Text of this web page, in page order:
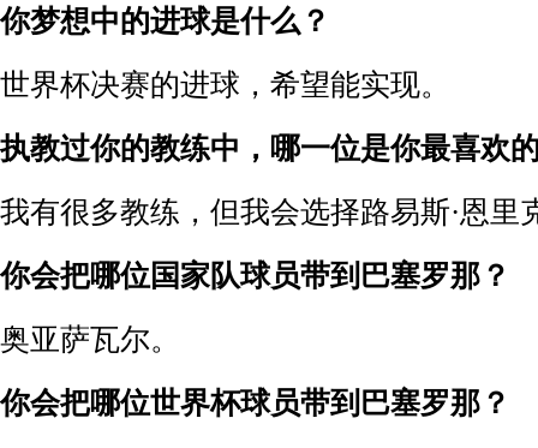
你梦想中的进球是什么？
世界杯决赛的进球，希望能实现。
执教过你的教练中，哪一位是你最喜欢
我有很多教练，但我会选择路易斯·恩里
你会把哪位国家队球员带到巴塞罗那？
奥亚萨瓦尔。
你会把哪位世界杯球员带到巴塞罗那？